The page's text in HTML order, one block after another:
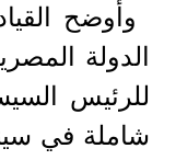
وأوضح
الدولة
للرئيس
شاملة في